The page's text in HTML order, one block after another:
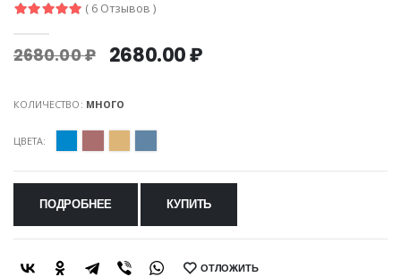
( 6 Отзывов )
2680.00 ₽ 2680.00 ₽
КОЛИЧЕСТВО: МНОГО
ЦВЕТА:
ПОДРОБНЕЕ КУПИТЬ
SHARE: ОТЛОЖИТЬ